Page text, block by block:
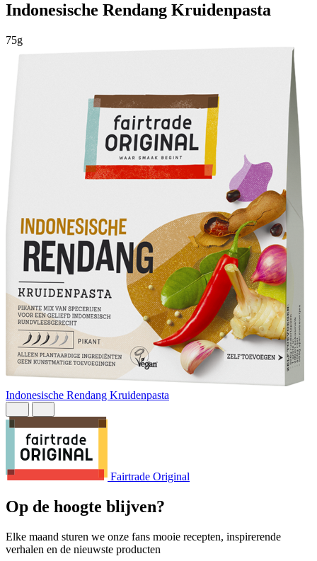
Indonesische Rendang Kruidenpasta
75g
Indonesische Rendang Kruidenpasta
Fairtrade Original
Op de hoogte blijven?
Elke maand sturen we onze fans mooie recepten, inspirerende
verhalen en de nieuwste producten